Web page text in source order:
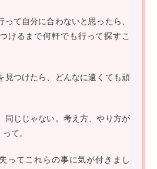
って自分に合わないと思ったら、
けるまで何軒でも行って探すこ
見つけたら、どんなに遠くても頑
同じじゃない。考え方、やり方が
て。
ってこれらの事に気が付きまし